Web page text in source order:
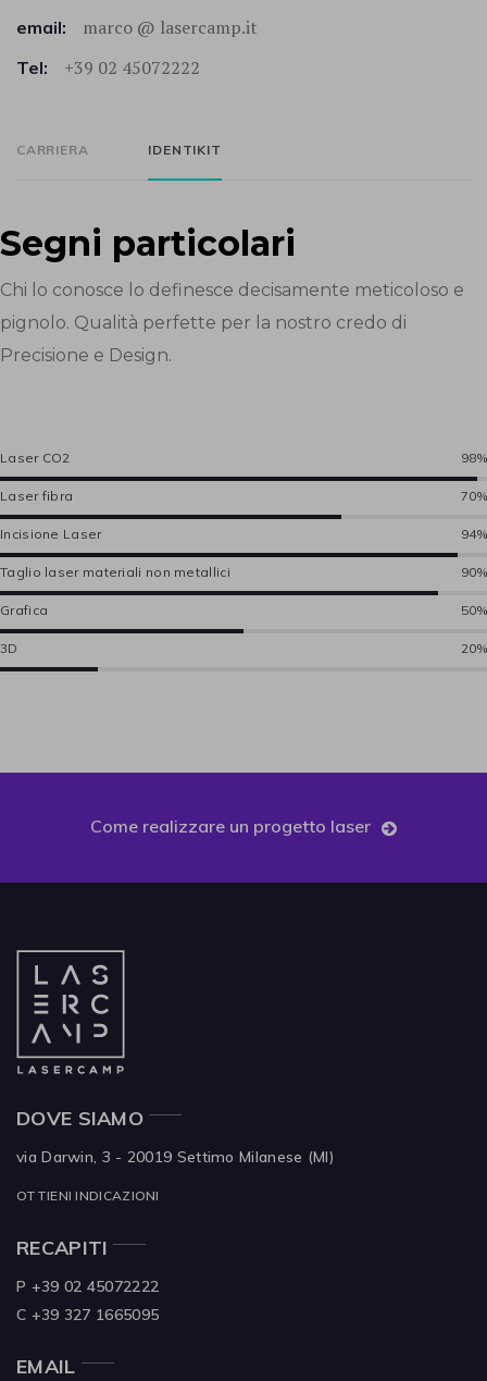
email: marco @ lasercamp.it
Tel: +39 02 45072222
CARRIERA IDENTIKIT
Segni particolari
Chi lo conosce lo definesce decisamente meticoloso e
pignolo. Qualità perfette per la nostro credo di
Precisione e Design.
Laser CO2 98%
Laser fibra 70%
Incisione Laser 94%
Taglio laser materiali non metallici 90%
Grafica 50%
3D 20%
Come realizzare un progetto laser
DOVE SIAMO
via Darwin, 3 - 20019 Settimo Milanese (MI)
OTTIENI INDICAZIONI
RECAPITI
P +39 02 45072222
C +39 327 1665095
EMAIL